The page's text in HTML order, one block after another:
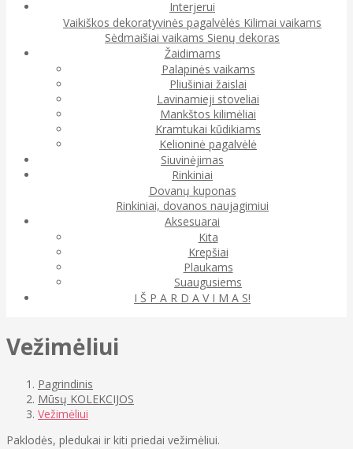
Interjerui
Vaikiškos dekoratyvinės pagalvėlės Kilimai vaikams
Sėdmaišiai vaikams Sienų dekoras
Žaidimams
Palapinės vaikams
Pliušiniai žaislai
Lavinamieji stoveliai
Mankštos kilimėliai
Kramtukai kūdikiams
Kelioninė pagalvėlė
Siuvinėjimas
Rinkiniai
Dovanų kuponas
Rinkiniai, dovanos naujagimiui
Aksesuarai
Kita
Krepšiai
Plaukams
Suaugusiems
I Š P A R D A V I M A S!
Vežimėliui
Pagrindinis
Mūsų KOLEKCIJOS
Vežimėliui
Paklodės, pledukai ir kiti priedai vežimėliui.